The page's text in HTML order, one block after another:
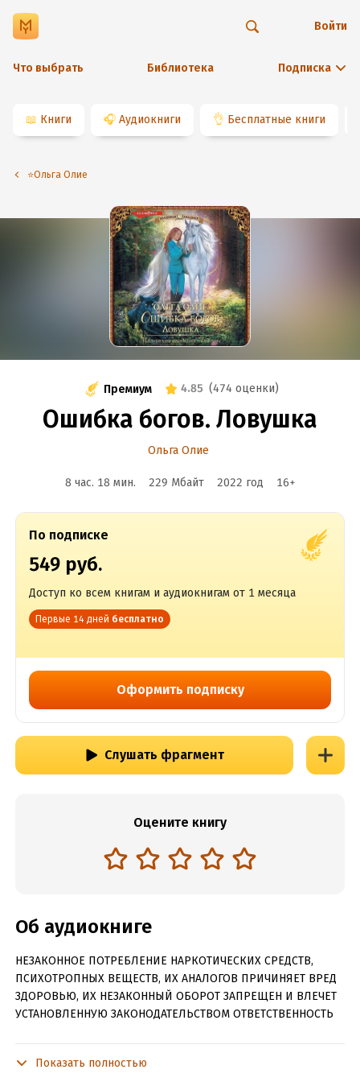
Что выбрать Библиотека Подписка
Войти
📖 Книги 🎧 Аудиокниги 👌 Бесплатные книги
⭐️Ольга Олие
Премиум 4.85 (474 оценки)
Ошибка богов. Ловушка
Ольга Олие
8 час. 18 мин. 229 Мбайт 2022 год 16+
По подписке
549 руб.
Доступ ко всем книгам и аудиокнигам от 1 месяца
Первые 14 дней бесплатно
Оформить подписку
Слушать фрагмент
Оцените книгу
Об аудиокниге
НЕЗАКОННОЕ ПОТРЕБЛЕНИЕ НАРКОТИЧЕСКИХ СРЕДСТВ,
ПСИХОТРОПНЫХ ВЕЩЕСТВ, ИХ АНАЛОГОВ ПРИЧИНЯЕТ ВРЕД
ЗДОРОВЬЮ, ИХ НЕЗАКОННЫЙ ОБОРОТ ЗАПРЕЩЕН И ВЛЕЧЕТ
УСТАНОВЛЕННУЮ ЗАКОНОДАТЕЛЬСТВОМ ОТВЕТСТВЕННОСТЬ
Показать полностью